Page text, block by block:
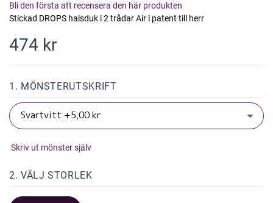
Bli den första att recensera den här produkten
Stickad DROPS halsduk i 2 trådar Air i patent till herr
474 kr
1. MÖNSTERUTSKRIFT
Skriv ut mönster själv
2. VÄLJ STORLEK